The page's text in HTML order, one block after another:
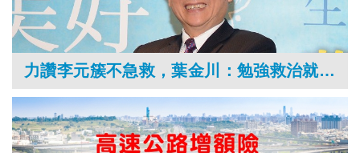
力讚李元簇不急救，葉金川：勉強救治就是凌遲